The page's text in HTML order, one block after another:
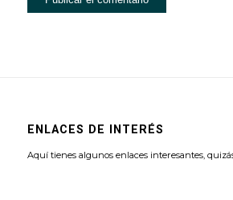
ENLACES DE INTERÉS
Aquí tienes algunos enlaces interesantes,